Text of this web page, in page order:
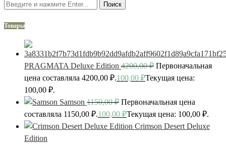
Поиск
Товары
PRAGMATA Deluxe Edition 4200,00₽ Первоначальная
цена составляла 4200,00 ₽.100,00 ₽Текущая цена:
100,00 ₽.
Samson 1150,00₽ Первоначальная цена
составляла 1150,00 ₽.100,00 ₽Текущая цена: 100,00 ₽.
Crimson Desert Deluxe
Edition